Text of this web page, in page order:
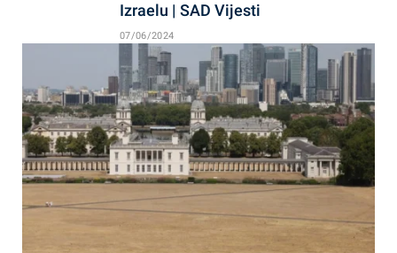
Izraelu | SAD Vijesti
07/06/2024